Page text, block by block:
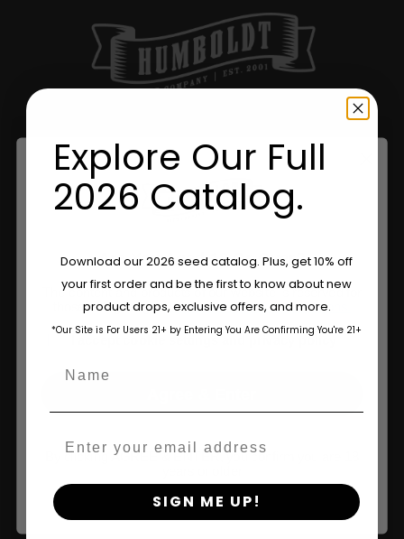
Sua Fonte Confiável De Genética
Premium Da Califórnia.
cannabis premiadas e de alto rendimento com
genética estável, práticas sustentáveis e dedicação à
preservação das melhores variedades da Califórnia.
Are You Aged 18 Or Over?
The content and products of our website is reserved for
those of legal age.Please see Terms & Conditions.
age_gapI accept cookie settings and privacy policy
By clicking AGREE & ENTER, you confirm you are 18
Explore Our Full
2026 Catalog.
Download our 2026 seed catalog. Plus, get 10% off
your first order and be the first to know about new
product drops, exclusive offers, and more.
*Our Site is For Users 21+ by Entering You Are Confirming You're 21+
SIGN ME UP!